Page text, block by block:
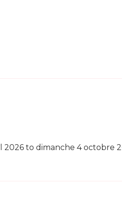
2026 to dimanche 4 octobre